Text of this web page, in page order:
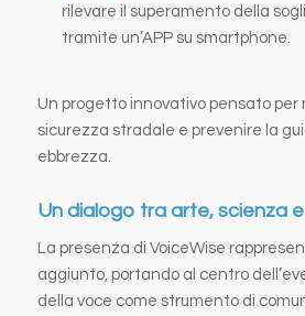
rilevare il superamento della
tramite un’APP su smartphone.
Un progetto innovativo pensato per
sicurezza stradale e prevenire la
ebbrezza.
Un dialogo tra arte, scienza
La presenza di VoiceWise
aggiunto, portando al centro
della voce come strumento di